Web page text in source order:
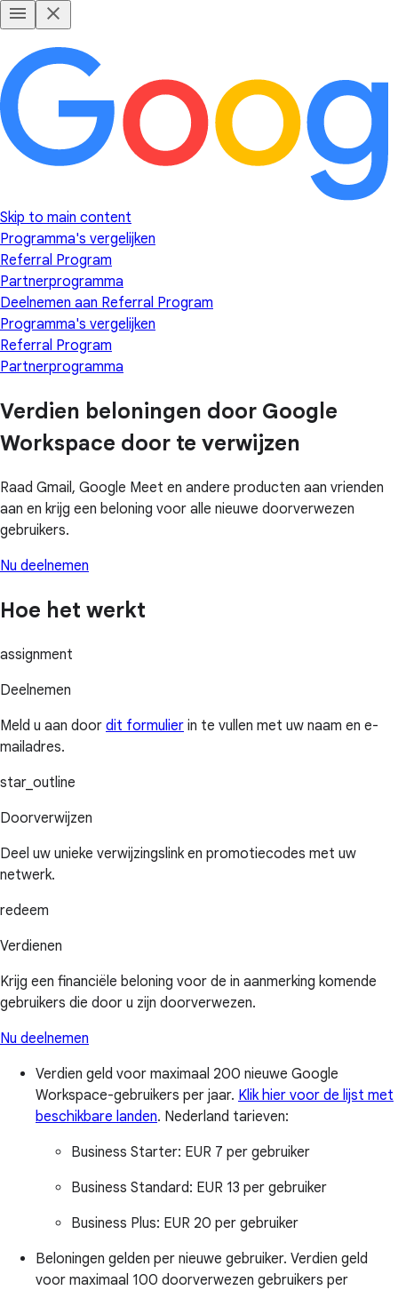
Skip to main content
Programma's vergelijken
Referral Program
Partnerprogramma
Deelnemen aan Referral Program
Programma's vergelijken
Referral Program
Partnerprogramma
Verdien beloningen door Google
Workspace door te verwijzen
Raad Gmail, Google Meet en andere producten aan vrienden
aan en krijg een beloning voor alle nieuwe doorverwezen
gebruikers.
Nu deelnemen
Hoe het werkt
assignment
Deelnemen
Meld u aan door dit formulier in te vullen met uw naam en e-
mailadres.
star_outline
Doorverwijzen
Deel uw unieke verwijzingslink en promotiecodes met uw
netwerk.
redeem
Verdienen
Krijg een financiële beloning voor de in aanmerking komende
gebruikers die door u zijn doorverwezen.
Nu deelnemen
Verdien geld voor maximaal 200 nieuwe Google
Workspace-gebruikers per jaar. Klik hier voor de lijst met
beschikbare landen. Nederland tarieven:
Business Starter: EUR 7 per gebruiker
Business Standard: EUR 13 per gebruiker
Business Plus: EUR 20 per gebruiker
Beloningen gelden per nieuwe gebruiker. Verdien geld
voor maximaal 100 doorverwezen gebruikers per